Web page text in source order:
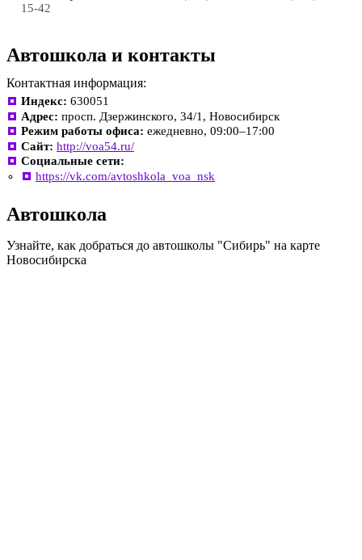
15-42
Автошкола и контакты
Контактная информация:
Индекс: 630051
Адрес: просп. Дзержинского, 34/1, Новосибирск
Режим работы офиса: ежедневно, 09:00–17:00
Сайт: http://voa54.ru/
Социальные сети:
https://vk.com/avtoshkola_voa_nsk
Автошкола
Узнайте, как добраться до автошколы "Сибирь" на карте
Новосибирска